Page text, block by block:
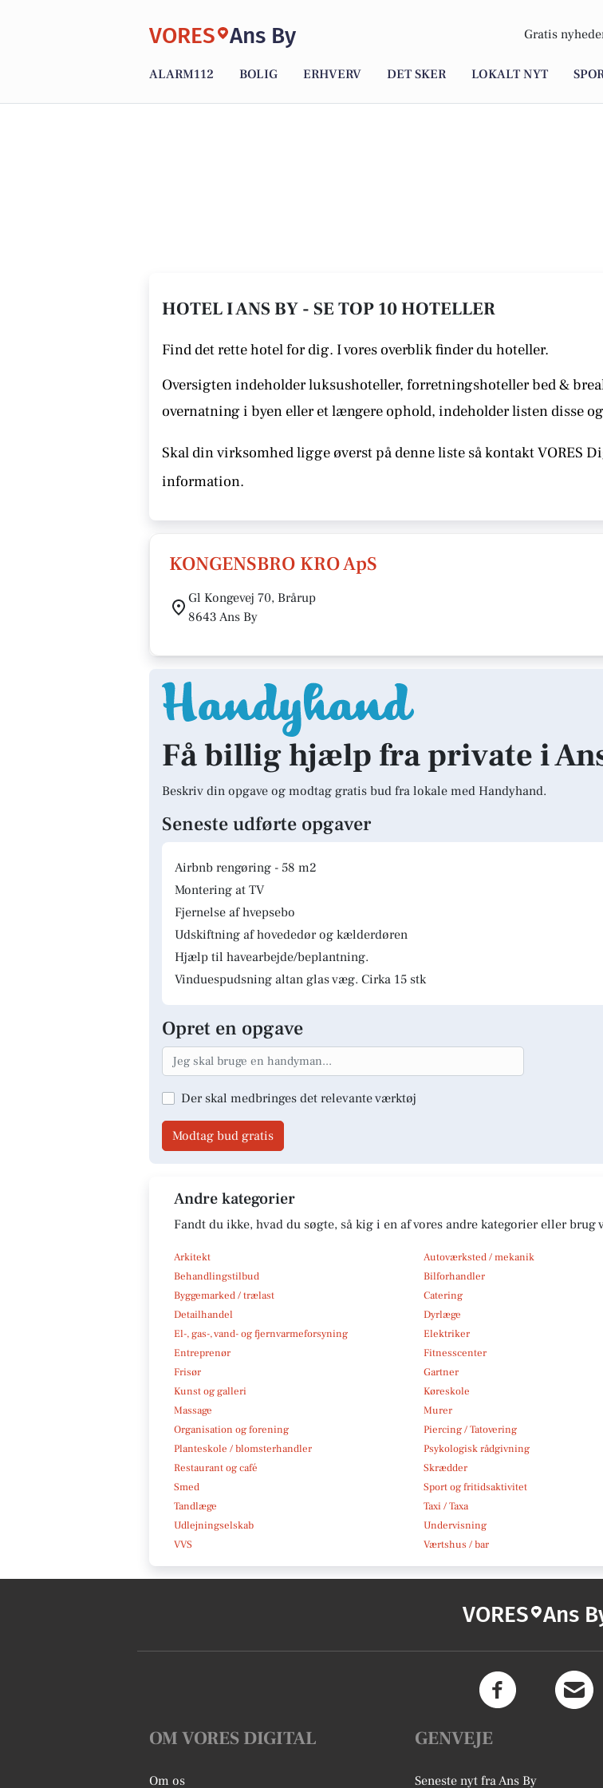
VORES Ans By Gratis
ALARM112 BOLIG ERHVERV DET SKER LOKALT NYT
HOTEL I ANS BY - SE TOP 10 HOTELLER
Find det rette hotel for dig. I vores overblik finder du hoteller.
Oversigten indeholder luksushoteller, forretningshoteller bed &
overnatning i byen eller et længere ophold, indeholder listen disse
Skal din virksomhed ligge øverst på denne liste så kontaktVORES
information.
KONGENSBRO KRO ApS
Gl Kongevej 70, Brårup
8643 Ans By
Få billig hjælp fra private i
Beskriv din opgave og modtag gratis bud fra lokale med Handyhand.
Seneste udførte opgaver
Airbnb rengøring - 58 m2
Montering at TV
Fjernelse af hvepsebo
Udskiftning af hovededør og kælderdøren
Hjælp til havearbejde/beplantning.
Vinduespudsning altan glas væg. Cirka 15 stk
Opret en opgave
Der skal medbringes det relevante værktøj
Modtag bud gratis
Andre kategorier
Fandt du ikke, hvad du søgte, så kig i en af vores andre kategorier eller brug
Arkitekt Autoværksted / mekanik
Behandlingstilbud
Bilforhandler
Byggemarked / trælast
Catering
Detailhandel
Dyrlæge
El-, gas-, vand- og fjernvarmeforsyning
Elektriker
Entreprenør
Fitnesscenter
Frisør
Gartner
Kunst og galleri
Køreskole
Massage
Murer
Organisation og forening
Piercing / Tatovering
Planteskole / blomsterhandler
Psykologisk rådgivning
Restaurant og café
Skrædder
Smed
Sport og fritidsaktivitet
Tandlæge
Taxi / Taxa
Udlejningselskab
Undervisning
VVS
Værtshus / bar
VORES Ans
OM VORES DIGITAL
Om os
GENVEJE
Seneste nyt fra Ans By